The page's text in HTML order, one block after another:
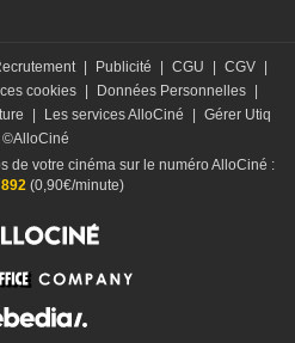
| Publicité | CGU | CGV |
cookies | Données Personnelles |
| Les services AlloCiné | Gérer Utiq
©AlloCiné
de votre cinéma sur le numéro AlloCiné :
(0,90€/minute)